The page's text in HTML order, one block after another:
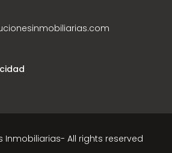
Inmobiliarias- All rights reserved